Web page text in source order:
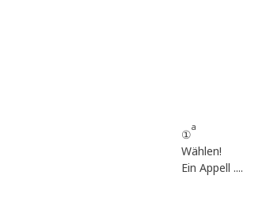
①
a
Wählen!
Ein Appell ....